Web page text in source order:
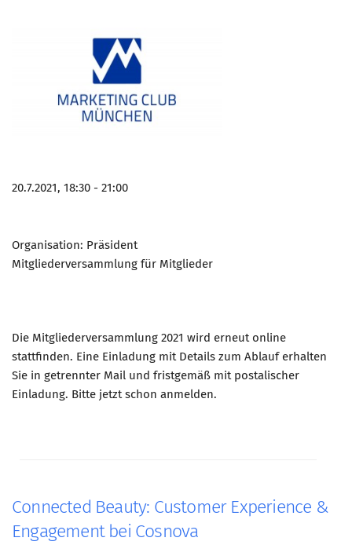
20.7.2021, 18:30 - 21:00
Organisation: Präsident
Mitgliederversammlung für Mitglieder
Die Mitgliederversammlung 2021 wird erneut online
stattfinden. Eine Einladung mit Details zum Ablauf erhalten
Sie in getrennter Mail und fristgemäß mit postalischer
Einladung. Bitte jetzt schon anmelden.
Connected Beauty: Customer Experience &
Engagement bei Cosnova